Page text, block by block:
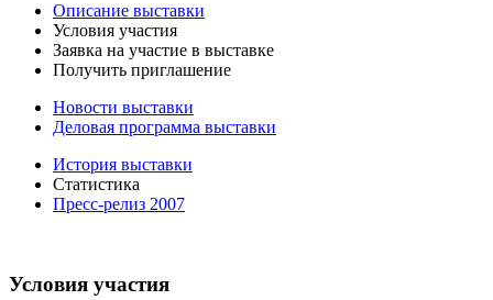
Описание выставки
Условия участия
Заявка на участие в выставке
Получить приглашение
Новости выставки
Деловая программа выставки
История выставки
Статистика
Пресс-релиз 2007
Условия участия